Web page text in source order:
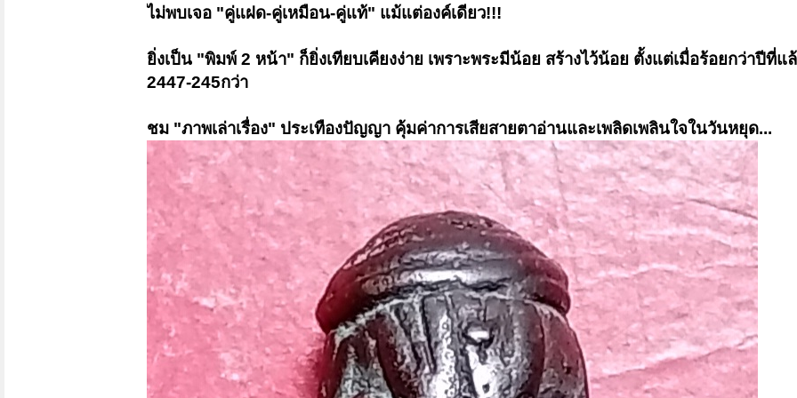
ไม่พบเจอ "คู่แฝด-คู่เหมือน-คู่แท้" แม้แต่องค์เดียว!!!
ยิ่งเป็น "พิมพ์ 2 หน้า" ก็ยิ่งเทียบเคียงง่าย เพราะพระมีน้อย สร้างไว้น้อย ตั้งแต่เมื่อร้อยกว่าปีที่แ
2447-245กว่า
ชม "ภาพเล่าเรื่อง" ประเทืองปัญญา คุ้มค่าการเสียสายตาอ่านและเพลิดเพลินใจในวันหยุด...